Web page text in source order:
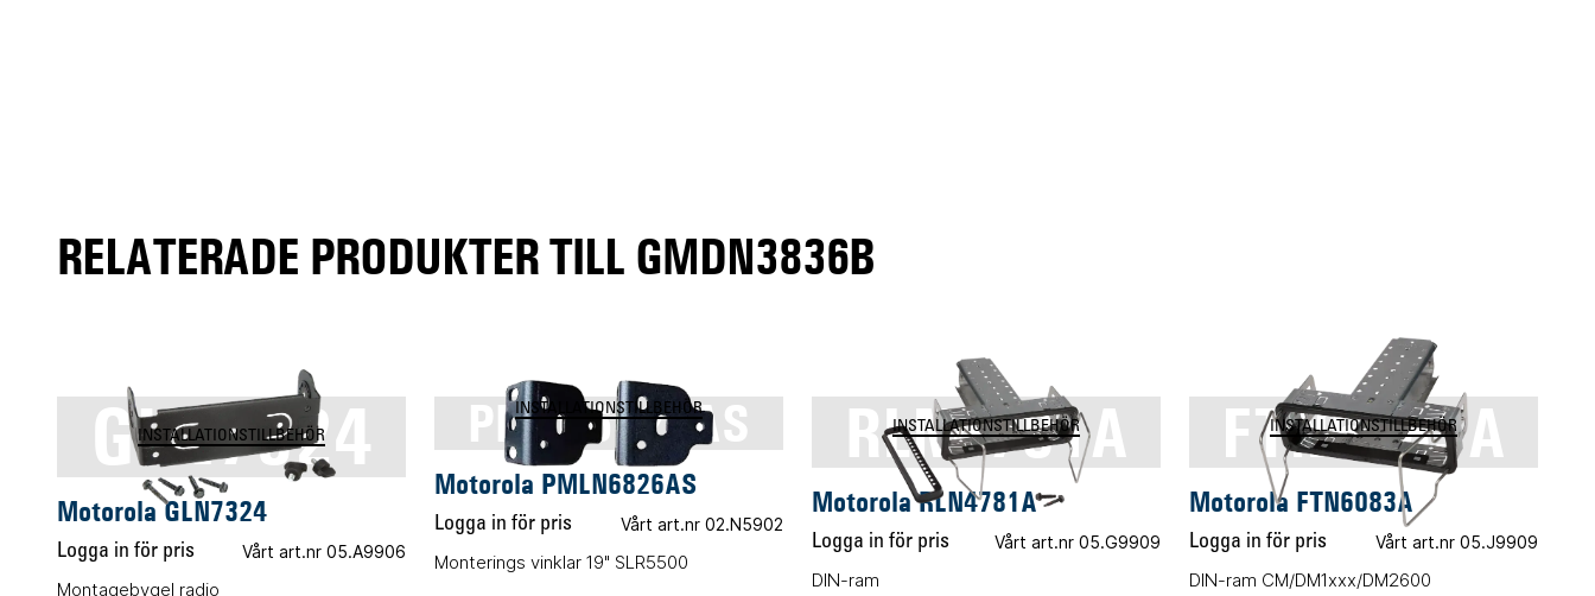
RELATERADE PRODUKTER TILL GMDN3836B
GLN7324
INSTALLATIONSTILLBEHÖR
Motorola GLN7324
Logga in för pris Vårt art.nr 05.A9906
Montagebygel radio
PMLN6826AS
INSTALLATIONSTILLBEHÖR
Motorola PMLN6826AS
Logga in för pris Vårt art.nr 02.N5902
Monterings vinklar 19" SLR5500
RLN4781A
INSTALLATIONSTILLBEHÖR
Motorola RLN4781A
Logga in för pris Vårt art.nr 05.G9909
DIN-ram
FTN6083A
INSTALLATIONSTILLBEHÖR
Motorola FTN6083A
Logga in för pris Vårt art.nr 05.J9909
DIN-ram CM/DM1xxx/DM2600